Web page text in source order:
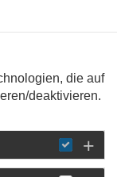
DETAIL
die auf
deaktivieren.